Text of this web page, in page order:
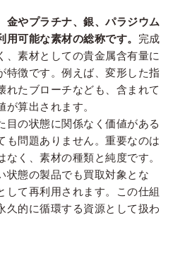
金やプラチナ、銀、パラジウム
可能な素材の総称です。 完成
、素材としての貴金属含有量に
特徴です。例えば、変形した指
れたブローチなども、含まれて
算出されます。
目の状態に関係なく価値がある
も問題ありません。重要なのは
く、素材の種類と純度です。
状態の製品でも買取対象とな
して再利用されます。この仕組
久的に循環する資源として扱わ